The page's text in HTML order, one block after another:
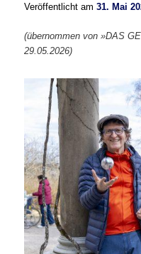
Veröffentlicht am31. Mai
(übernommen von »DAS
29.05.2026)